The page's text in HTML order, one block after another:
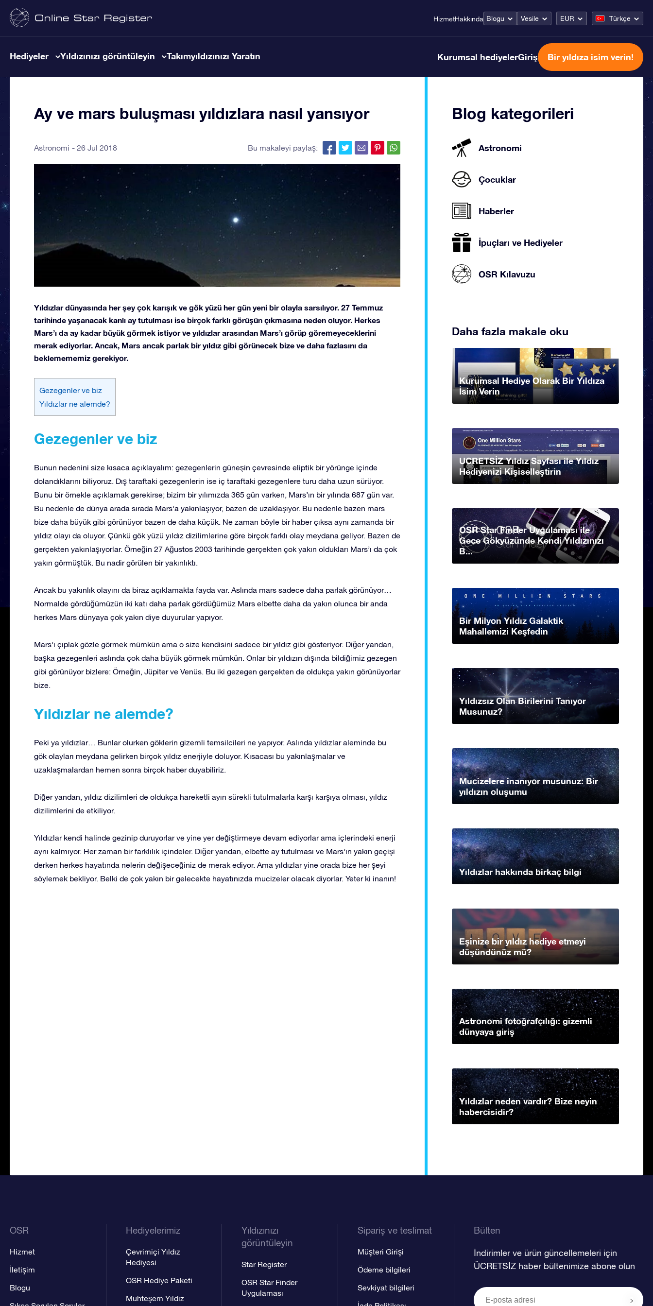
HizmetHakkında Blogu Vesile EUR Türkçe
Hediyeler Yıldızınızı görüntüleyin Takımyıldızınızı Yaratın Kurumsal hediyelerGiriş Bir yıldıza isim verin!
Ay ve mars buluşması yıldızlara nasıl yansıyor
Astronomi 26 Jul 2018 Bu makaleyi paylaş:
Yıldızlar dünyasında her şey çok karışık ve gök yüzü her gün yeni bir olayla sarsılıyor. 27 Temmuz
tarihinde yaşanacak kanlı ay tutulması ise birçok farklı görüşün çıkmasına neden oluyor. Herkes
Mars’ı da ay kadar büyük görmek istiyor ve yıldızlar arasından Mars’ı görüp göremeyeceklerini
merak ediyorlar. Ancak, Mars ancak parlak bir yıldız gibi görünecek bize ve daha fazlasını da
beklemememiz gerekiyor.
Gezegenler ve biz
Yıldızlar ne alemde?
Gezegenler ve biz
Bunun nedenini size kısaca açıklayalım: gezegenlerin güneşin çevresinde eliptik bir yörünge içinde
dolandıklarını biliyoruz. Dış taraftaki gezegenlerin ise iç taraftaki gezegenlere turu daha uzun sürüyor.
Bunu bir örnekle açıklamak gerekirse; bizim bir yılımızda 365 gün varken, Mars’ın bir yılında 687 gün var.
Bu nedenle de dünya arada sırada Mars’a yakınlaşıyor, bazen de uzaklaşıyor. Bu nedenle bazen mars
bize daha büyük gibi görünüyor bazen de daha küçük. Ne zaman böyle bir haber çıksa aynı zamanda bir
yıldız olayı da oluyor. Çünkü gök yüzü yıldız dizilimlerine göre birçok farklı olay meydana geliyor. Bazen de
gerçekten yakınlaşıyorlar. Örneğin 27 Ağustos 2003 tarihinde gerçekten çok yakın oldukları Mars’ı da çok
yakın görmüştük. Bu nadir görülen bir yakınlıktı.
Ancak bu yakınlık olayını da biraz açıklamakta fayda var. Aslında mars sadece daha parlak görünüyor…
Normalde gördüğümüzün iki katı daha parlak gördüğümüz Mars elbette daha da yakın olunca bir anda
herkes Mars dünyaya çok yakın diye duyurular yapıyor.
Mars’ı çıplak gözle görmek mümkün ama o size kendisini sadece bir yıldız gibi gösteriyor. Diğer yandan,
başka gezegenleri aslında çok daha büyük görmek mümkün. Onlar bir yıldızın dışında bildiğimiz gezegen
gibi görünüyor bizlere: Örneğin, Jüpiter ve Venüs. Bu iki gezegen gerçekten de oldukça yakın görünüyorlar
bize.
Yıldızlar ne alemde?
Peki ya yıldızlar… Bunlar olurken göklerin gizemli temsilcileri ne yapıyor. Aslında yıldızlar aleminde bu
gök olayları meydana gelirken birçok yıldız enerjiyle doluyor. Kısacası bu yakınlaşmalar ve
uzaklaşmalardan hemen sonra birçok haber duyabiliriz.
Diğer yandan, yıldız dizilimleri de oldukça hareketli ayın sürekli tutulmalarla karşı karşıya olması, yıldız
dizilimlerini de etkiliyor.
Yıldızlar kendi halinde gezinip duruyorlar ve yine yer değiştirmeye devam ediyorlar ama içlerindeki enerji
aynı kalmıyor. Her zaman bir farklılık içindeler. Diğer yandan, elbette ay tutulması ve Mars’ın yakın geçişi
derken herkes hayatında nelerin değişeceğiniz de merak ediyor. Ama yıldızlar yine orada bize her şeyi
söylemek bekliyor. Belki de çok yakın bir gelecekte hayatınızda mucizeler olacak diyorlar. Yeter ki inanın!
Blog kategorileri
Astronomi
Çocuklar
Haberler
İpuçları ve Hediyeler
OSR Kılavuzu
Daha fazla makale oku
Kurumsal Hediye Olarak Bir Yıldıza
İsim Verin
UCRETSİZ Yıldız Sayfası ile Yıldız
Hediyenizi Kişiselleştirin
OSR Star Finder Uygulaması ile
Gece Gökyüzünde Kendi Yıldızınızı
B...
Bir Milyon Yıldız Galaktik
Mahallemizi Keşfedin
Yıldızsız Olan Birilerini Tanıyor
Musunuz?
Mucizelere inanıyor musunuz: Bir
yıldızın oluşumu
Yıldızlar hakkında birkaç bilgi
Eşinize bir yıldız hediye etmeyi
düşündünüz mü?
Astronomi fotoğrafçılığı: gizemli
dünyaya giriş
Yıldızlar neden vardır? Bize neyin
habercisidir?
OSR
Hizmet
İletişim
Blogu
Hediyelerimiz
Çevrimiçi Yıldız
Hediyesi
OSR Hediye Paketi
Muhteşem Yıldız
Yıldızınızı
görüntüleyin
Star Register
OSR Star Finder
Uygulaması
Sipariş ve teslimat
Müşteri Girişi
Ödeme bilgileri
Sevkiyat bilgileri
Bülten
İndirimler ve ürün güncellemeleri için
ÜCRETSİZ haber bültenimize abone olun